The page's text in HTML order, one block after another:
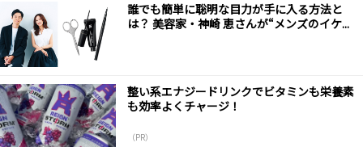
誰でも簡単に聡明な目力が手に入る方法と
は？ 美容家・神崎 恵さんが“メンズのイケ...
整い系エナジードリンクでビタミンも栄養素
も効率よくチャージ！
（PR）